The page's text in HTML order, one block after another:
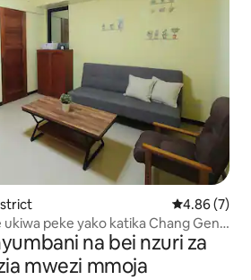
Ukadiriaji
4.86 (7)
peke yako katika Chang Geng
na bei nzuri za
mwezi mmoja